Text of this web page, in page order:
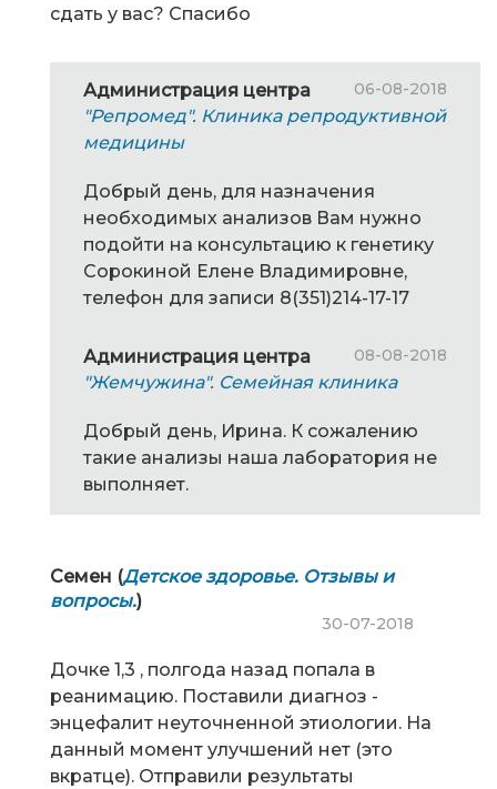
сдать у вас? Спасибо
Администрация центра 06-08-2018
"Репромед". Клиника репродуктивной
медицины
Добрый день, для назначения
необходимых анализов Вам нужно
подойти на консультацию к генетику
Сорокиной Елене Владимировне,
телефон для записи 8(351)214-17-17
Администрация центра 08-08-2018
"Жемчужина". Семейная клиника
Добрый день, Ирина. К сожалению
такие анализы наша лаборатория не
выполняет.
Семен (Детское здоровье. Отзывы и
вопросы.)
30-07-2018
Дочке 1,3 , полгода назад попала в
реанимацию. Поставили диагноз -
энцефалит неуточненной этиологии. На
данный момент улучшений нет (это
вкратце). Отправили результаты